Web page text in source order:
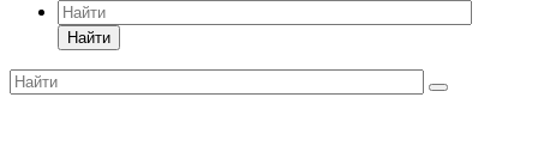
Найти